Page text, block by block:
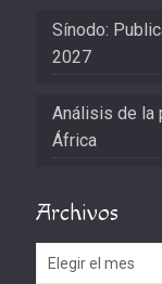
Sínodo:
2027
Análisis de la
África
Archivos
Archivos